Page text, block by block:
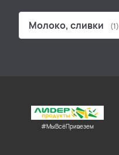
Молоко, сливки (1)
#МыВсёПривезем